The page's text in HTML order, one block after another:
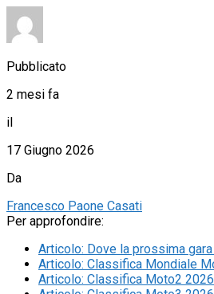
Pubblicato
2 mesi fa
il
17 Giugno 2026
Da
Francesco Paone Casati
Per approfondire:
Articolo: Dove la prossima
Articolo: Classifica Mondiale
Articolo: Classifica Moto2